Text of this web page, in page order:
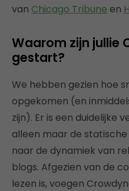
van Chicago Tribune en
Waarom zijn jullie
gestart?
We hebben gezien hoe
opgekomen (en
zijn). Er is een duidelijke
alleen maar de
naar de dynamiek van
blogs. Afgezien van de
lezen is, voegen